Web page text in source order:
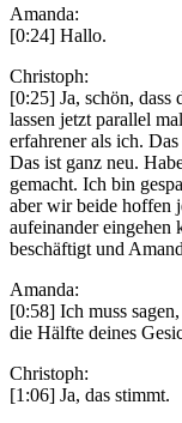
Amanda:
[0:24] Hallo.
Christoph:
[0:25] Ja, schön, dass
lassen jetzt parallel
erfahrener als ich.
Das ist ganz neu.
gemacht. Ich bin
aber wir beide hoffen
aufeinander eingehen
beschäftigt und
Amanda:
[0:58] Ich muss
die Hälfte deines
Christoph:
[1:06] Ja, das stimmt.